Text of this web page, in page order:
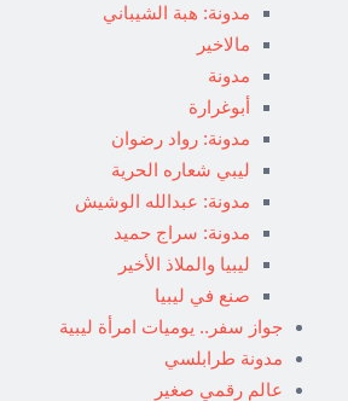
مدونة: هبة الشيباني
مالاخير
مدونة
أبوغرارة
مدونة: رواد رضوان
ليبي شعاره الحرية
مدونة: عبدالله الوشيش
مدونة: سراج حميد
ليبيا والملاذ الأخير
صنع في ليبيا
جواز سفر.. يوميات امرأة ليبية
مدونة طرابلسي
عالم رقمي صغير